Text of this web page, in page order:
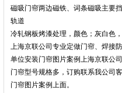
磁吸门帘两边磁铁、词条磁吸主要
轨道
冷轧钢板烤漆处理，颜色；灰白色
上海京联公司专业定做门帘、焊接
单位安装门帘图片案例上海京联公
门帘型号规格多，订购联系我公司
门帘图片案例上面。